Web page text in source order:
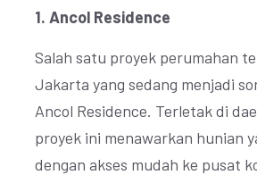
1. Ancol Residence
Salah satu proyek perumahan
Jakarta yang sedang menjadi
Ancol Residence. Terletak di
proyek ini menawarkan hunian
dengan akses mudah ke pusat